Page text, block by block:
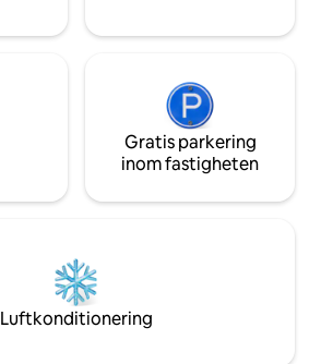
Gratis parkering
inom fastigheten
Luftkonditionering